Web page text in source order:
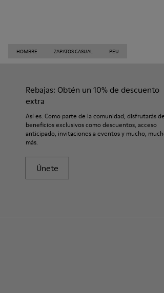
HOMBRE ZAPATOS CASUAL PEU
Rebajas: Obtén un 10% de descuento
extra
Así es. Como parte de la comunidad, disfrutarás de
beneficios exclusivos como descuentos, acceso
anticipado, invitaciones a eventos y mucho,
más.
Únete